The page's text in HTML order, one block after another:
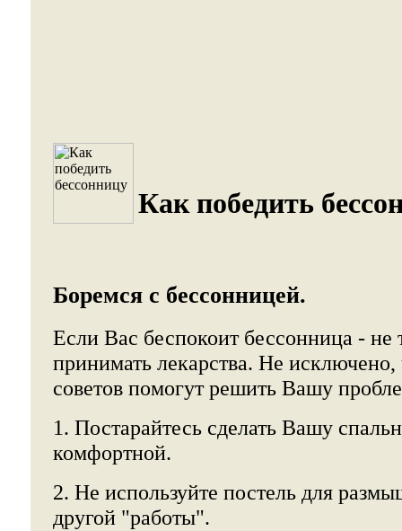
Как победить
Боремся с бессонницей.
Если Вас беспокоит бессонница - не
принимать лекарства. Не исключено,
советов помогут решить Вашу
1. Постарайтесь сделать Вашу
комфортной.
2. Не используйте постель для
другой "работы".